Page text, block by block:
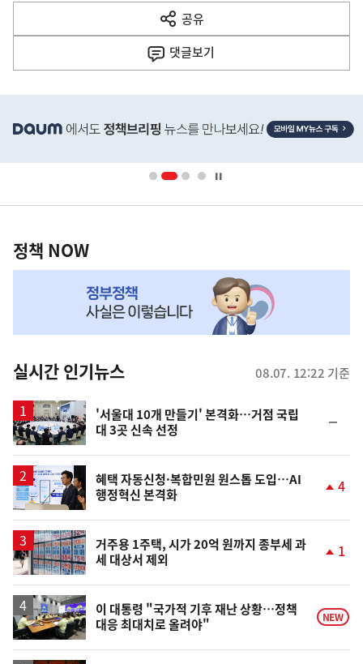
음
공유
열
기
댓글보기
단
영
책
NOW,
뉴
스
정책 NOW
실시간 인기뉴스 08.07. 12:22 기준
'서울대 10개 만들기' 본격화…거점 국립
대 3곳 신속 선정
일
혜택 자동신청·복합민원 원스톱 도입…AI
행정혁신 본격화
상
4
거주용 1주택, 시가 20억 원까지 종부세 과
세 대상서 제외
상
승
1
이 대통령 "국가적 기후 재난 상황…정책
대응 최대치로 올려야"
NEW